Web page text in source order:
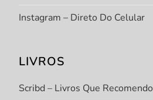
Instagram – Direto Do Celular
LIVROS
Scribd – Livros Que Recomendo